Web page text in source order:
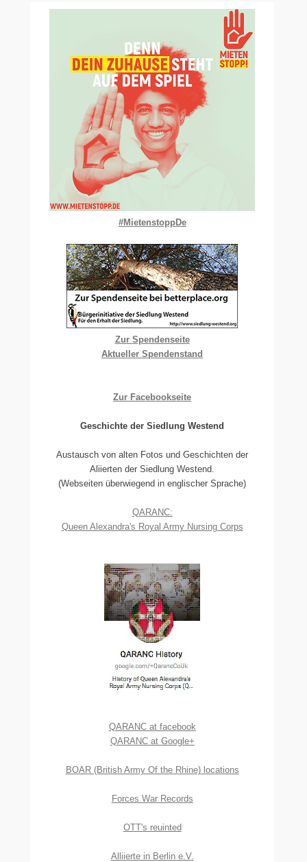
#MietenstoppDe
Zur Spendenseite
Aktueller Spendenstand
Zur Facebookseite
Geschichte der Siedlung Westend
Austausch von alten Fotos und Geschichten der
Aliierten der Siedlung Westend.
(Webseiten überwiegend in englischer Sprache)
QARANC:
Queen Alexandra's Royal Army Nursing Corps
QARANC at facebook
QARANC at Google+
BOAR (British Army Of the Rhine) locations
Forces War Records
OTT's reuinted
Alliierte in Berlin e.V.